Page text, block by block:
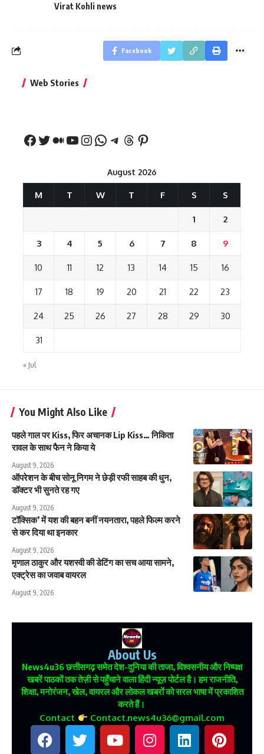
Virat Kohli news
Facebook
Web Stories
नीतीश कुमार का पहला
August 2026
M T W T F S S
1 2
3 4 5 6 7 8 9
10 11 12 13 14 15 16
17 18 19 20 21 22 23
24 25 26 27 28 29 30
31
« Jul
You Might Also Like
पहले गाल पर Kiss, फिर अचानक Lip Kiss… निकिता
रावल के साथ फैन ने किया ये
August 9, 2026
ऑपरेशन के बीच सोनू निगम ने छेड़ी रफी साहब की धुन,
डॉक्टर भी सुनते रह गए
August 9, 2026
टॉक्सिक’ में यश की बहन बनीं नयनतारा, पहले फिल्म करने
से कर दिया था इनकार
August 9, 2026
मृणाल ठाकुर और यशस्वी की डेटिंग का सच आया सामने,
एक्ट्रेस का जवाब वायरल
August 9, 2026
About Us
News4u36छत्तीसगढ़ समेत देश-दुनिया की ताजा, विश्वसनीय और निष्पक्ष
खबरें पाठकों तक तेज़ी से पहुँचाने वाला हिंदी न्यूज़ पोर्टल है। हम राजनीति,
शिक्षा, मनोरंजन, खेल, वायरल और लोकल खबरों को सरल भाषा में प्रकाशित
करते हैं।
Contact Contact.news4u36@gmail.com